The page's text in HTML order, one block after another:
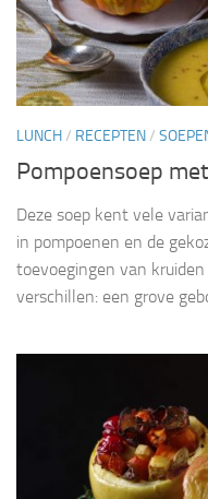
LUNCH/ RECEPTEN/
Pompoensoep
Deze soep kent vele
in pompoenen en de
toevoegingen van
verschillen: een grove